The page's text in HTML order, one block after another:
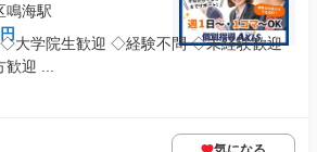
鳴海駅
大学院生歓迎 ◇経験不問 ◇未経験歓迎
迎 ...